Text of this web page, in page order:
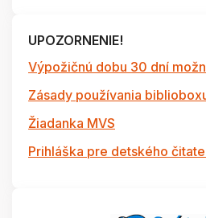
UPOZORNENIE!
Výpožičnú dobu 30 dní
Zásady používania
Žiadanka MVS
Prihláška pre detského